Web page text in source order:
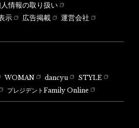
情報の取り扱い
示
広告掲載
運営会社
WOMAN dancyu
STYLE
プレジデントFamily Online